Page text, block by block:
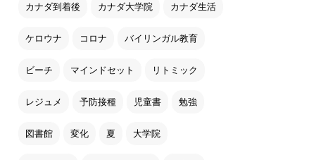
カナダ到着後 カナダ大学院 カナダ生活
ケロウナ コロナ バイリンガル教育
ビーチ マインドセット リトミック
レジュメ 予防接種 児童書 勉強
図書館 変化 夏 大学院